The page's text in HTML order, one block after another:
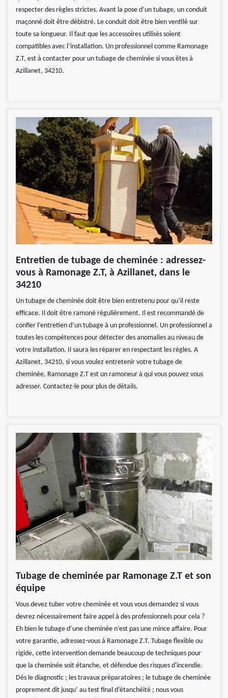
respecter des règles strictes. Avant la pose d’un tubage, un conduit
maçonné doit être débistré. Le conduit doit être bien ventilé sur
toute sa longueur. Il faut que les accessoires utilisés soient
compatibles avec l’installation. Un professionnel comme Ramonage
Z.T, est à contacter pour un tubage de cheminée si vous êtes à
Azillanet, 34210.
Entretien de tubage de cheminée : adressez-
vous à Ramonage Z.T, à Azillanet, dans le
34210
Un tubage de cheminée doit être bien entretenu pour qu’il reste
efficace. Il doit être ramoné régulièrement. Il est recommandé de
confier l’entretien d’un tubage à un professionnel. Un professionnel a
toutes les compétences pour détecter des anomalies au niveau de
votre installation. Il saura les réparer en respectant les règles. A
Azillanet, 34210, si vous voulez entretenir votre tubage de
cheminée, Ramonage Z.T est un ramoneur à qui vous pouvez vous
adresser. Contactez-le pour plus de détails.
Tubage de cheminée par Ramonage Z.T et son
équipe
Vous devez tuber votre cheminée et vous vous demandez si vous
devrez nécessairement faire appel à des professionnels pour cela ?
Eh bien le tubage d’une cheminée n’est pas une mince affaire. Pour
votre garantie, adressez-vous à Ramonage Z.T. Tubage flexible ou
rigide, cette intervention demande beaucoup de techniques pour
que la cheminée soit étanche, et défendue des risques d'incendie.
Dès le diagnostic ; les travaux préparatoires ; le tubage de cheminée
proprement dit jusqu’ au test final d’étanchéité ; nous vous